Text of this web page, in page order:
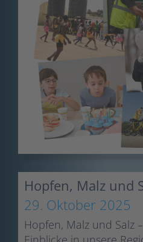
Hopfen, Malz und
29. Oktober 2025
Hopfen, Malz und Salz